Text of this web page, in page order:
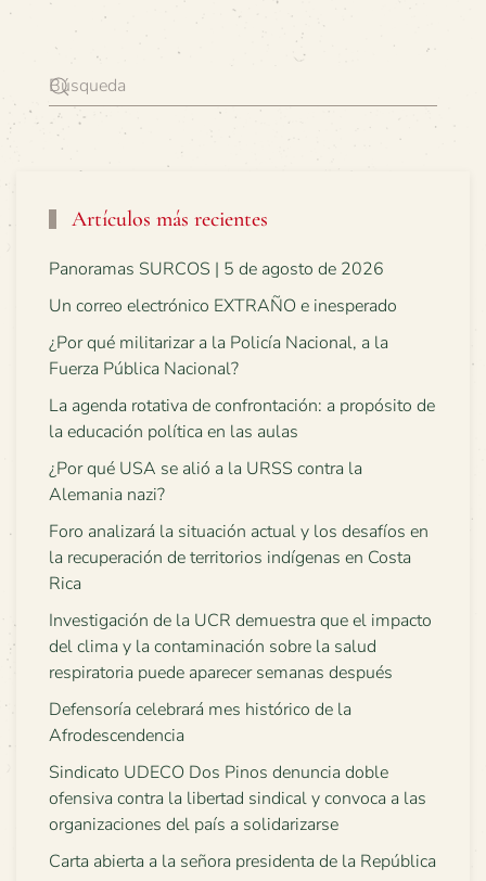
Artículos más recientes
Panoramas SURCOS | 5 de agosto de 2026
Un correo electrónico EXTRAÑO e inesperado
¿Por qué militarizar a la Policía Nacional, a la
Fuerza Pública Nacional?
La agenda rotativa de confrontación: a propósito de
la educación política en las aulas
¿Por qué USA se alió a la URSS contra la
Alemania nazi?
Foro analizará la situación actual y los desafíos en
la recuperación de territorios indígenas en Costa
Rica
Investigación de la UCR demuestra que el impacto
del clima y la contaminación sobre la salud
respiratoria puede aparecer semanas después
Defensoría celebrará mes histórico de la
Afrodescendencia
Sindicato UDECO Dos Pinos denuncia doble
ofensiva contra la libertad sindical y convoca a las
organizaciones del país a solidarizarse
Carta abierta a la señora presidenta de la República